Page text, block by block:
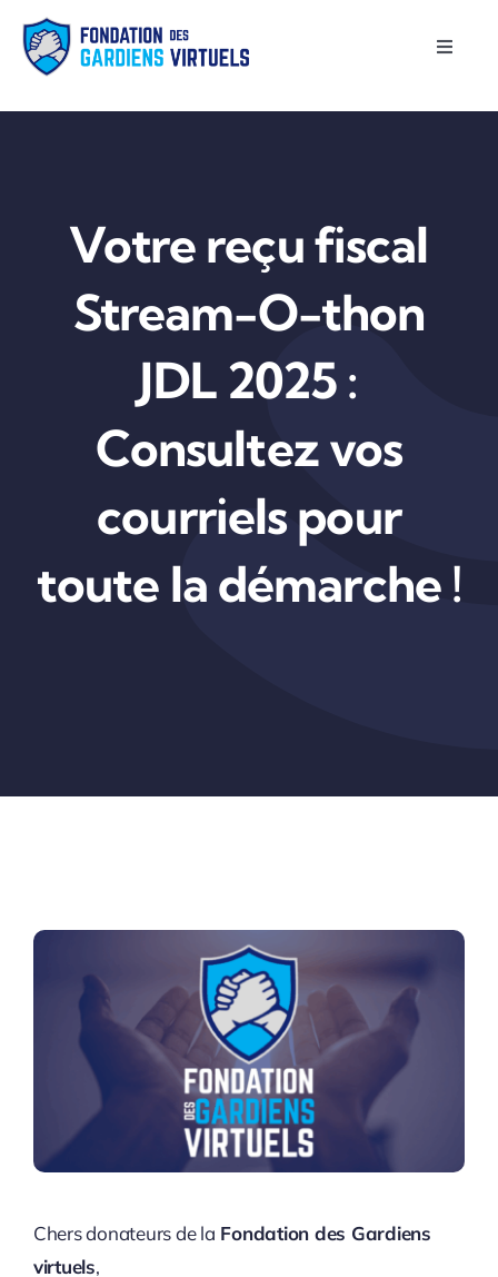
Passer
contenu
Toggle
Projets supportés
Contact
Votre reçu fiscal
Stream-O-thon
JDL 2025 :
Consultez vos
courriels pour
toute la démarche !
Chers donateurs de la Fondation des Gardiens
virtuels,